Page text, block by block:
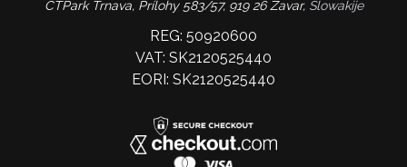
CTPark Trnava, Prílohy 583/57, 919 26 Zavar, Slowakije
REG: 50920600
VAT: SK2120525440
EORI: SK2120525440